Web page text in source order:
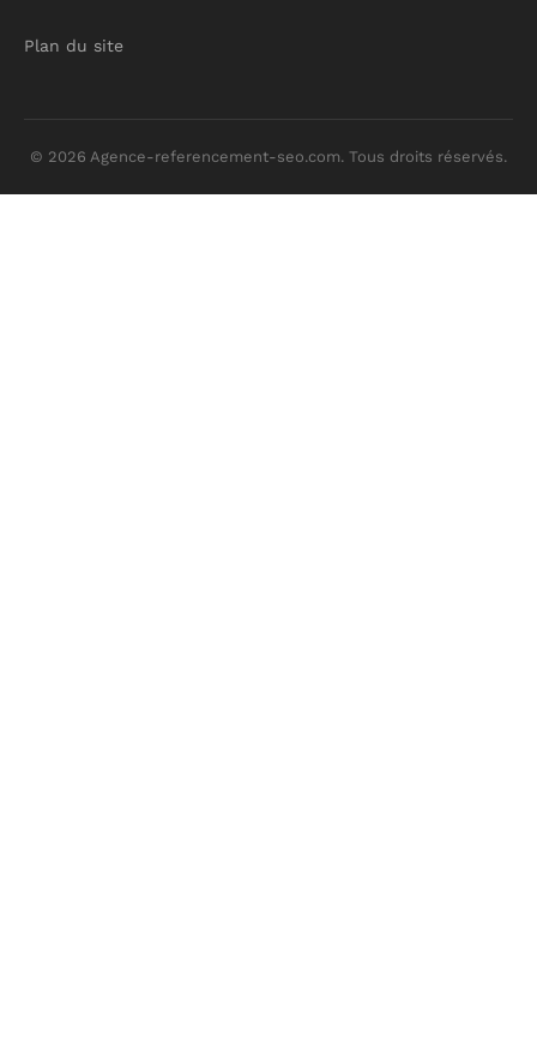
Plan du site
© 2026 Agence-referencement-seo.com. Tous droits réservés.